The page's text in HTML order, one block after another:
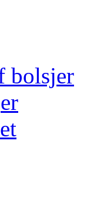
bolsjer